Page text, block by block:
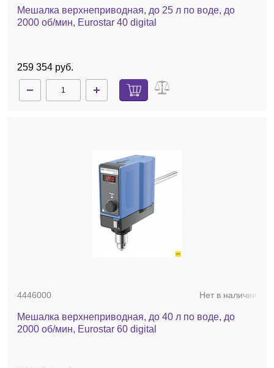
Мешалка верхнеприводная, до 25 л по воде, до
2000 об/мин, Eurostar 40 digital
259 354 руб.
4446000 Нет в наличии
Мешалка верхнеприводная, до 40 л по воде, до
2000 об/мин, Eurostar 60 digital